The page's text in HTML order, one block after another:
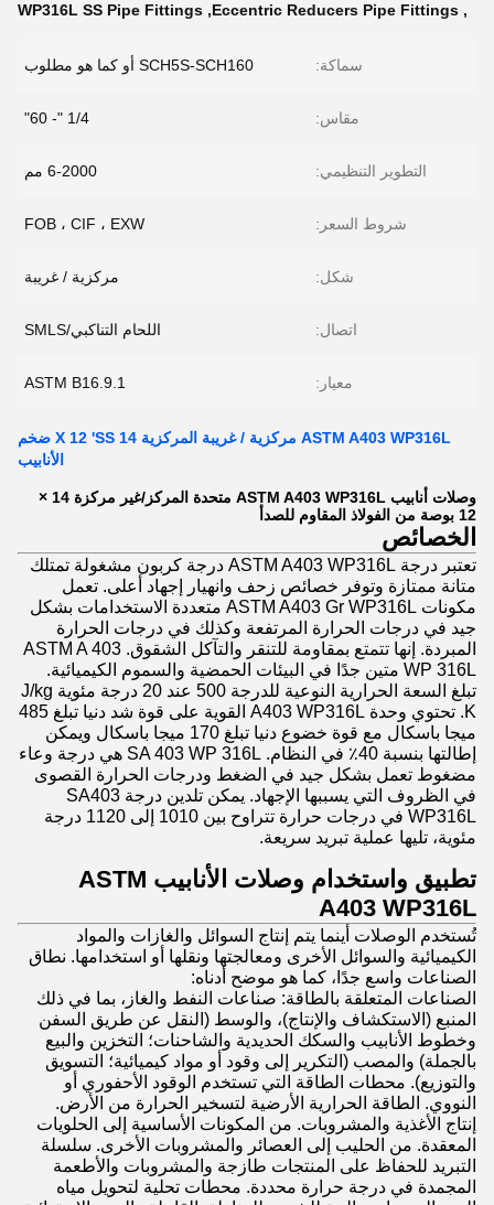
,
Eccentric Reducers Pipe Fittings
,
WP316L SS Pipe Fittings
سماكة: SCH5S-SCH160 أو كما هو مطلوب
مقاس: 1/4 "- 60"
التطوير التنظيمي: 6-2000 مم
شروط السعر: FOB ، CIF ، EXW
شكل: مركزية / غريبة
اتصال: اللحام التناكبي/SMLS
معيار: ASTM B16.9.1
ASTM A403 WP316L مركزية / غريبة المركزية 14 X 12 'SS ضخم
الأنابيب
وصلات أنابيب ASTM A403 WP316L متحدة المركز/غير مركزة 14 ×
12 بوصة من الفولاذ المقاوم للصدأ
الخصائص
تعتبر درجة ASTM A403 WP316L درجة كربون مشغولة تمتلك
متانة ممتازة وتوفر خصائص زحف وانهيار إجهاد أعلى. تعمل
مكونات ASTM A403 Gr WP316L متعددة الاستخدامات بشكل
جيد في درجات الحرارة المرتفعة وكذلك في درجات الحرارة
المبردة. إنها تتمتع بمقاومة للتنقر والتآكل الشقوق. ASTM A 403
WP 316L متين جدًا في البيئات الحمضية والسموم الكيميائية.
تبلغ السعة الحرارية النوعية للدرجة 500 عند 20 درجة مئوية J/kg
K. تحتوي وحدة A403 WP316L القوية على قوة شد دنيا تبلغ 485
ميجا باسكال مع قوة خضوع دنيا تبلغ 170 ميجا باسكال ويمكن
إطالتها بنسبة 40٪ في النظام. SA 403 WP 316L هي درجة وعاء
مضغوط تعمل بشكل جيد في الضغط ودرجات الحرارة القصوى
في الظروف التي يسببها الإجهاد. يمكن تلدين درجة SA403
WP316L في درجات حرارة تتراوح بين 1010 إلى 1120 درجة
مئوية، تليها عملية تبريد سريعة.
تطبيق واستخدام وصلات الأنابيب ASTM
A403 WP316L
تُستخدم الوصلات أينما يتم إنتاج السوائل والغازات والمواد
الكيميائية والسوائل الأخرى ومعالجتها ونقلها أو استخدامها. نطاق
الصناعات واسع جدًا، كما هو موضح أدناه:
الصناعات المتعلقة بالطاقة: صناعات النفط والغاز، بما في ذلك
المنبع (الاستكشاف والإنتاج)، والوسط (النقل عن طريق السفن
وخطوط الأنابيب والسكك الحديدية والشاحنات؛ التخزين والبيع
بالجملة) والمصب (التكرير إلى وقود أو مواد كيميائية؛ التسويق
والتوزيع). محطات الطاقة التي تستخدم الوقود الأحفوري أو
النووي. الطاقة الحرارية الأرضية لتسخير الحرارة من الأرض.
إنتاج الأغذية والمشروبات. من المكونات الأساسية إلى الحلويات
المعقدة. من الحليب إلى العصائر والمشروبات الأخرى. سلسلة
التبريد للحفاظ على المنتجات طازجة والمشروبات والأطعمة
المجمدة في درجة حرارة محددة. محطات تحلية لتحويل مياه